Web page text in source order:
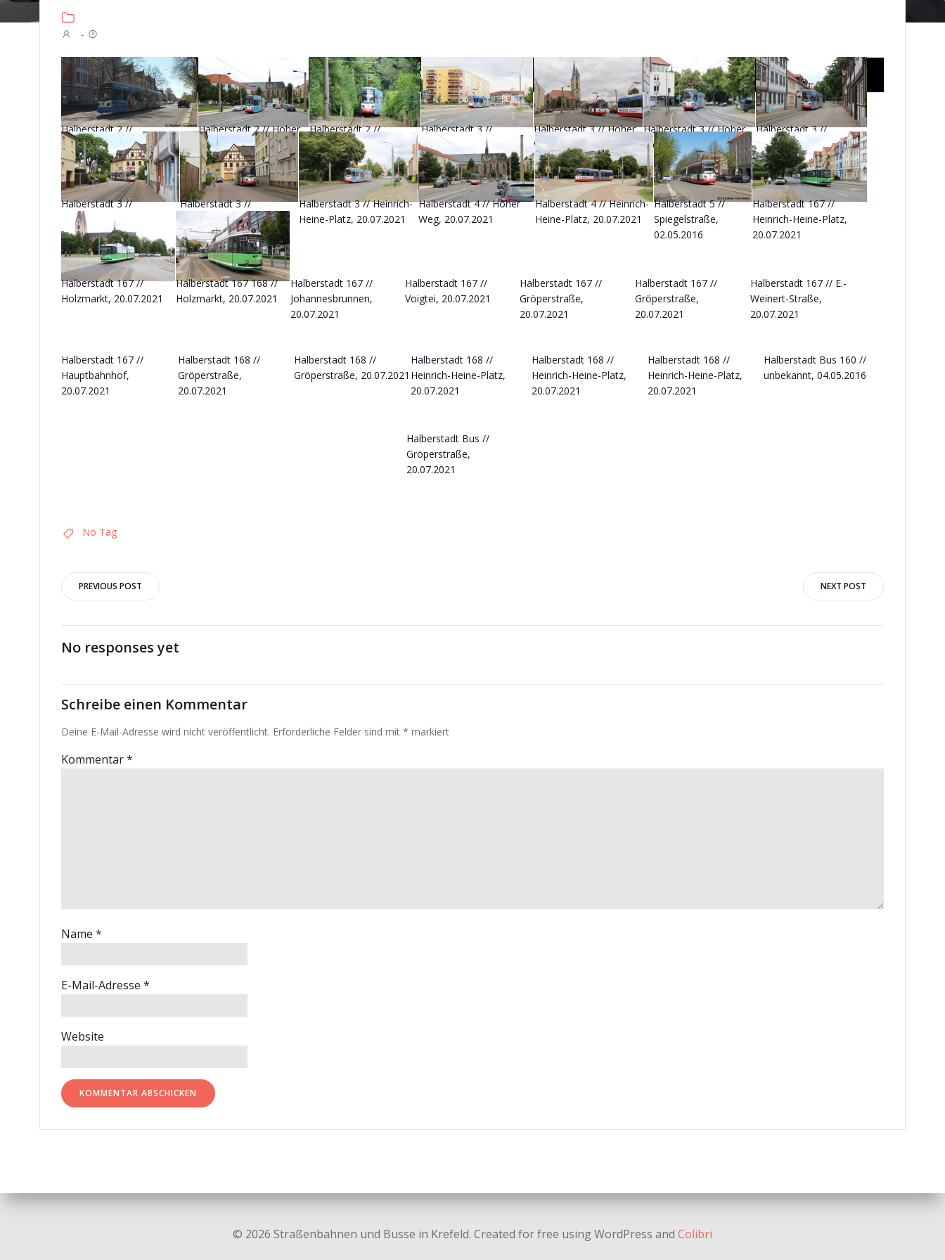
-
Straßenbahn & Bus
Halberstadt 2 //
Spiegelstraße, 02.05.2016
Halberstadt 2 // Hoher
Weg, 20.07.2021
Halberstadt 2 //
Beckerstraße,
20.07.2021
Halberstadt 3 //
Kühlinger Straße,
20.07.2021
Halberstadt 3 // Hoher
Weg, 20.07.2021
Halberstadt 3 // Hoher
Weg, 20.07.2021
Halberstadt 3 //
Zuckerfabrik, 20.07.2021
Halberstadt 3 //
Zuckerfabrik, 20.07.2021
Halberstadt 3 //
Zuckerfabrik, 20.07.2021
Halberstadt 3 // Heinrich-
Heine-Platz, 20.07.2021
Halberstadt 4 // Hoher
Weg, 20.07.2021
Halberstadt 4 // Heinrich-
Heine-Platz, 20.07.2021
Halberstadt 5 //
Spiegelstraße,
02.05.2016
Halberstadt 167 //
Heinrich-Heine-Platz,
20.07.2021
Halberstadt 167 //
Holzmarkt, 20.07.2021
Halberstadt 167 168 //
Holzmarkt, 20.07.2021
Halberstadt 167 //
Johannesbrunnen,
20.07.2021
Halberstadt 167 //
Voigtei, 20.07.2021
Halberstadt 167 //
Gröperstraße,
20.07.2021
Halberstadt 167 //
Gröperstraße,
20.07.2021
Halberstadt 167 // E.-
Weinert-Straße,
20.07.2021
Halberstadt 167 //
Hauptbahnhof,
20.07.2021
Halberstadt 168 //
Gröperstraße,
20.07.2021
Halberstadt 168 //
Gröperstraße, 20.07.2021
Halberstadt 168 //
Heinrich-Heine-Platz,
20.07.2021
Halberstadt 168 //
Heinrich-Heine-Platz,
20.07.2021
Halberstadt 168 //
Heinrich-Heine-Platz,
20.07.2021
Halberstadt Bus 160 //
unbekannt, 04.05.2016
Halberstadt Bus //
Gröperstraße,
20.07.2021
No Tag
Post
navigation
PREVIOUS POST
navigation
NEXT POST
No responses yet
Schreibe einen Kommentar
Deine E-Mail-Adresse wird nicht veröffentlicht. Erforderliche Felder sind mit * markiert
Kommentar*
Name *
E-Mail-Adresse *
Website
© 2026 Straßenbahnen und Busse in Krefeld. Created for free using WordPress and Colibri